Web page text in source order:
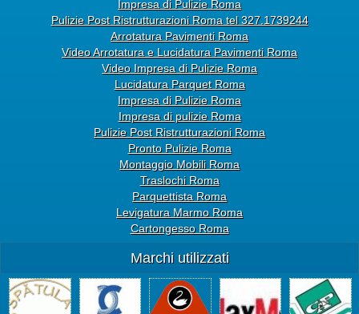
Impresa di Pulizie Roma
Pulizie Post Ristrutturazioni Roma tel 327.1739244
Arrotatura Pavimenti Roma
Video Arrotatura e Lucidatura Pavimenti Roma
Video Impresa di Pulizie Roma
Lucidatura Parquet Roma
Impresa di Pulizie Roma
Impresa di pulizie Roma
Pulizie Post Ristrutturazioni Roma
Pronto Pulizie Roma
Montaggio Mobili Roma
Traslochi Roma
Parquettista Roma
Levigatura Marmo Roma
Cartongesso Roma
Marchi utilizzati